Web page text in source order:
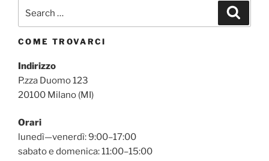
COME TROVARCI
Indirizzo
P.zza Duomo 123
20100 Milano (MI)
Orari
lunedì—venerdì: 9:00–17:00
sabato e domenica: 11:00–15:00